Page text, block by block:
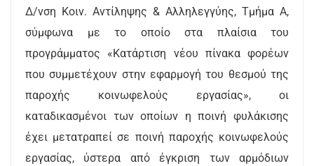
Δ/νση Κοιν. Αντίληψης & Αλληλεγγύης, Τμήμα Α,
σύμφωνα με το οποίο στα πλαίσια του
προγράμματος «Κατάρτιση νέου πίνακα φορέων
που συμμετέχουν στην εφαρμογή του θεσμού της
παροχής κοινωφελούς εργασίας», οι
καταδικασμένοι των οποίων η ποινή φυλάκισης
έχει μετατραπεί σε ποινή παροχής κοινωφελούς
εργασίας, ύστερα από έγκριση των αρμόδιων